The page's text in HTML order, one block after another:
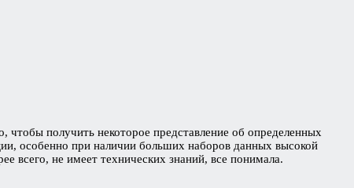
получить некоторое представление об определенных
особенно при наличии больших наборов данных высокой
всего, не имеет технических знаний, все понимала.